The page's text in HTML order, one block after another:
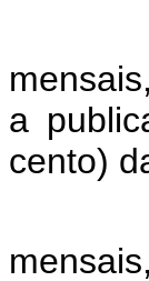
d)
a
cento)
e)